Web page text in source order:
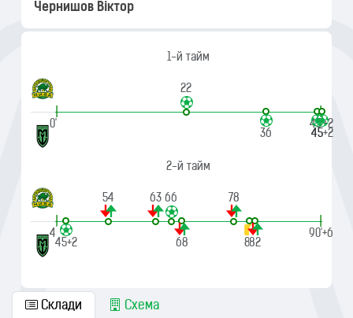
Чернишов Віктор
1-й тайм
22
|
0'
36
45
45+2
|
45'+2
2-й тайм
54 63 66 78
|
45'
45+2
68 8182
|
90'+6
Склади Схема